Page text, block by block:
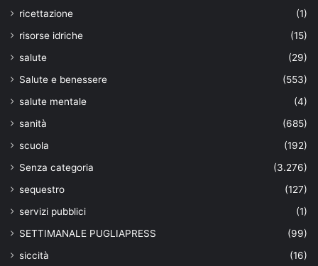
ricettazione
(1)
risorse idriche
(15)
salute
(29)
Salute e benessere
(553)
salute mentale
(4)
sanità
(685)
scuola
(192)
Senza categoria
(3.276)
sequestro
(127)
servizi pubblici
(1)
SETTIMANALE PUGLIAPRESS
(99)
siccità
(16)